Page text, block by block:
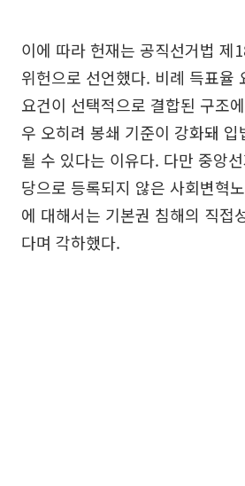
이에 따라 헌재는 공직선거법 제
위헌으로 선언했다. 비례 득표율
요건이 선택적으로 결합된 구조
우 오히려 봉쇄 기준이 강화돼
될 수 있다는 이유다. 다만 중앙
당으로 등록되지 않은 사회변혁
에 대해서는 기본권 침해의 직접
다며 각하했다.